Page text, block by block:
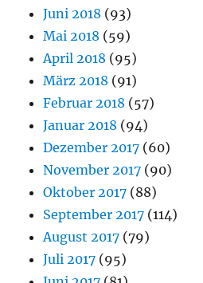
Juni 2018 (93)
Mai 2018 (59)
April 2018 (95)
März 2018 (91)
Februar 2018 (57)
Januar 2018 (94)
Dezember 2017 (60)
November 2017 (90)
Oktober 2017 (88)
September 2017 (114)
August 2017 (79)
Juli 2017 (95)